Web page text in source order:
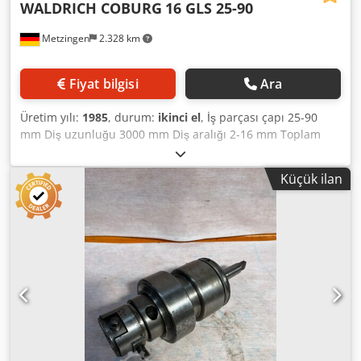
Metzingen 2.328 km
WALDRICH COBURG 16 GLS 25-90
Fiyat bilgisi Ara
Üretim yılı: 1985, durum: ikinci el, İş parçası çapı 25-90
mm Diş uzunluğu 3000 mm Diş aralığı 2-16 mm Toplam
güç gereksinimi 25 kW Makine ağırlığı yaklaşık 10,5 ton
Alan gereksinimi yaklaşık m A N O T İ K Size bağlayıcı
olmayan eski stok, hatalar ve önceki satışlar sunabiliriz
hatalara ve önceki satışlara tabidir. WALDRICH COBURG
İplik üretimi için dönen makine / skiving makinesi, vidalar,
bilyalı vidalar veya benzer iş parçaları Tip 16 GSL 25-90 / 3
m yapım yılı 1985 _____ Diş çapı 25 - 90 mm Diş uzunluğu
maks. 3.000 mm İplik derinliği Hatve aralığı 2 - 16 mm
Maks. eğim açısı Ø 55 mm'ye kadar 15 derece Ø 90 mm'ye
kadar azalan hatve açısı 8 derece Soyma kafasının hızı,
kademesiz değişken 285 - 1.700 rpm İş parçasının hızı 0,5 -
68 rpm Sıkıştırma mili ve punta deliği 90 mm Dönen kafa
tahriki yaklaşık 4 kW Toplam tahrik yakl. 25 kW - 380 V - 50
Küçük ilan